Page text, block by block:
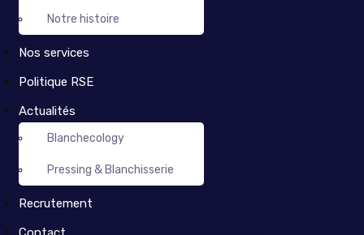
Notre histoire
Nos services
Politique RSE
Actualités
Blanchecology
Pressing & Blanchisserie
Recrutement